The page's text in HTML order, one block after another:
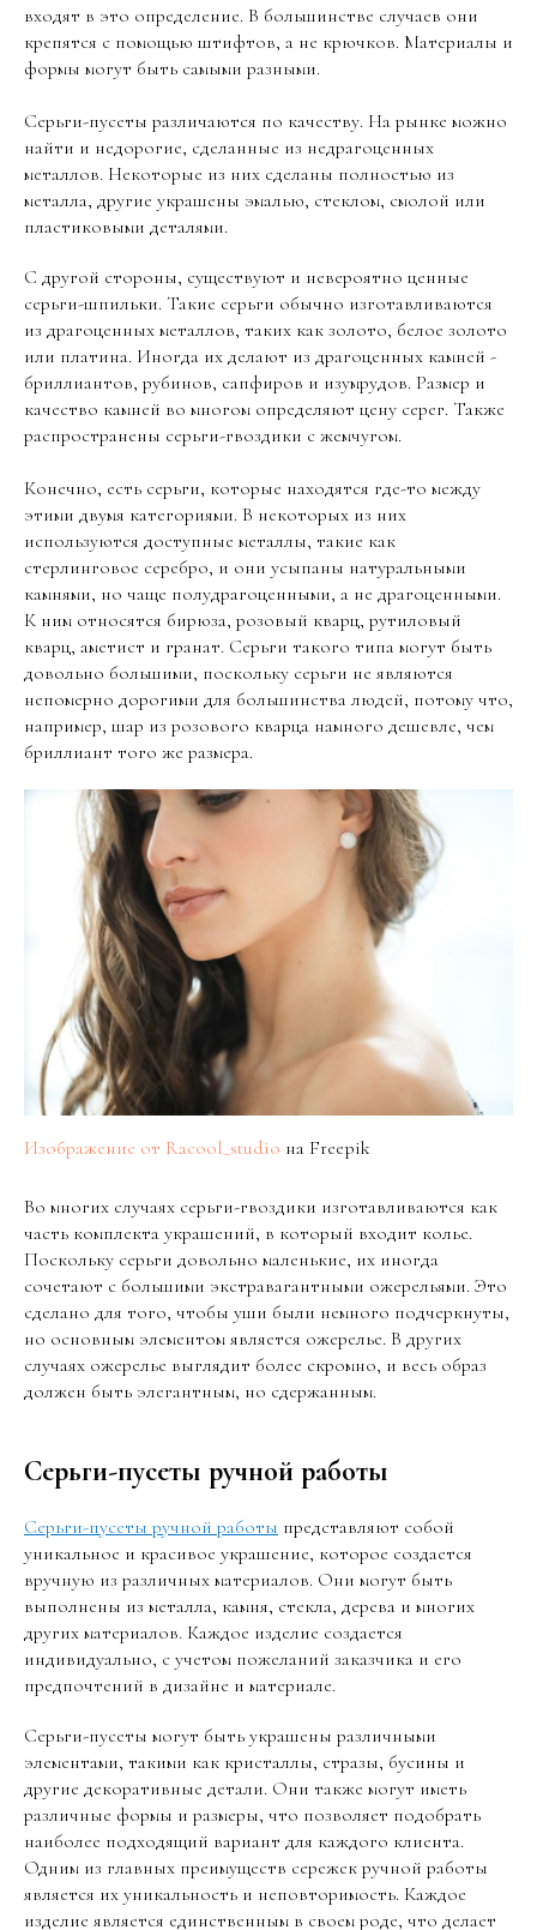
входят в это определение. В большинстве случаев они
крепятся с помощью штифтов, а не крючков. Материалы и
формы могут быть самыми разными.
Серьги-пусеты различаются по качеству. На рынке можно
найти и недорогие, сделанные из недрагоценных
металлов. Некоторые из них сделаны полностью из
металла, другие украшены эмалью, стеклом, смолой или
пластиковыми деталями.
С другой стороны, существуют и невероятно ценные
серьги-шпильки. Такие серьги обычно изготавливаются
из драгоценных металлов, таких как золото, белое золото
или платина. Иногда их делают из драгоценных камней -
бриллиантов, рубинов, сапфиров и изумрудов. Размер и
качество камней во многом определяют цену серег. Также
распространены серьги-гвоздики с жемчугом.
Конечно, есть серьги, которые находятся где-то между
этими двумя категориями. В некоторых из них
используются доступные металлы, такие как
стерлинговое серебро, и они усыпаны натуральными
камнями, но чаще полудрагоценными, а не драгоценными.
К ним относятся бирюза, розовый кварц, рутиловый
кварц, аметист и гранат. Серьги такого типа могут быть
довольно большими, поскольку серьги не являются
непомерно дорогими для большинства людей, потому что,
например, шар из розового кварца намного дешевле, чем
бриллиант того же размера.
Изображение от Racool_studio на Freepik
Во многих случаях серьги-гвоздики изготавливаются как
часть комплекта украшений, в который входит колье.
Поскольку серьги довольно маленькие, их иногда
сочетают с большими экстравагантными ожерельями. Это
сделано для того, чтобы уши были немного подчеркнуты,
но основным элементом является ожерелье. В других
случаях ожерелье выглядит более скромно, и весь образ
должен быть элегантным, но сдержанным.
Серьги-пусеты ручной работы
Серьги-пусеты ручной работы представляют собой
уникальное и красивое украшение, которое создается
вручную из различных материалов. Они могут быть
выполнены из металла, камня, стекла, дерева и многих
других материалов. Каждое изделие создается
индивидуально, с учетом пожеланий заказчика и его
предпочтений в дизайне и материале.
Серьги-пусеты могут быть украшены различными
элементами, такими как кристаллы, стразы, бусины и
другие декоративные детали. Они также могут иметь
различные формы и размеры, что позволяет подобрать
наиболее подходящий вариант для каждого клиента.
Одним из главных преимуществ сережек ручной работы
является их уникальность и неповторимость. Каждое
изделие является единственным в своем роде, что делает